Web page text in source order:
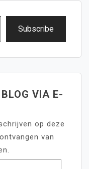
Subscribe
VIA E-
op deze
van